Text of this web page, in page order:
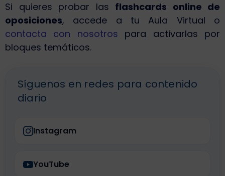
Si quieres probar las flashcards online de
oposiciones, accede a tu Aula Virtual o
contacta con nosotros para activarlas por
bloques temáticos.
Síguenos en redes para contenido
diario
Instagram
YouTube